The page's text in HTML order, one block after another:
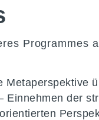
Programmes
Metaperspektive
Einnehmen der